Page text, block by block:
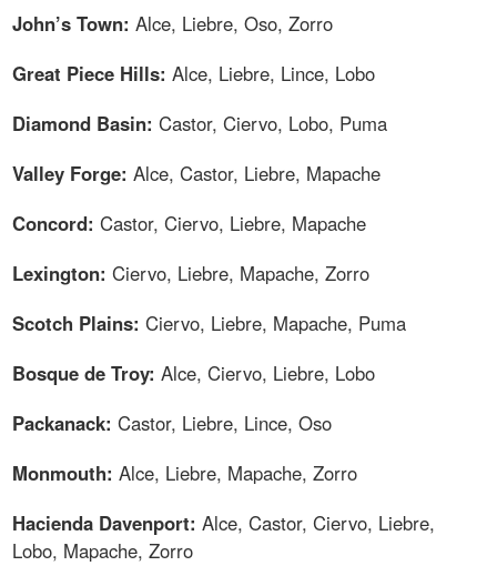
John’s Town: Alce, Liebre, Oso, Zorro
Great Piece Hills: Alce, Liebre, Lince, Lobo
Diamond Basin: Castor, Ciervo, Lobo, Puma
Valley Forge: Alce, Castor, Liebre, Mapache
Concord: Castor, Ciervo, Liebre, Mapache
Lexington: Ciervo, Liebre, Mapache, Zorro
Scotch Plains: Ciervo, Liebre, Mapache, Puma
Bosque de Troy: Alce, Ciervo, Liebre, Lobo
Packanack: Castor, Liebre, Lince, Oso
Monmouth: Alce, Liebre, Mapache, Zorro
Hacienda Davenport: Alce, Castor, Ciervo, Liebre,
Lobo, Mapache, Zorro